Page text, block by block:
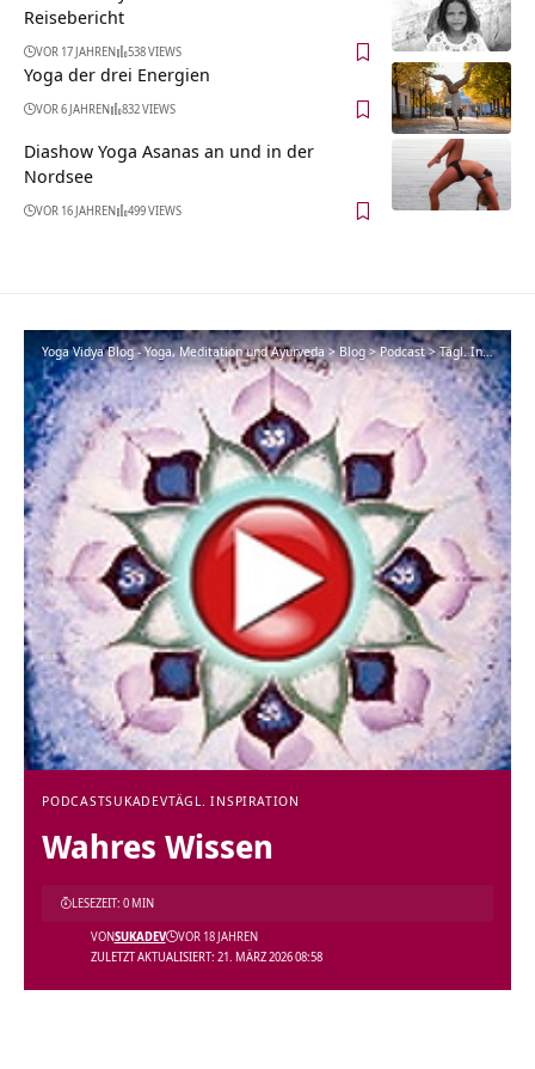
Reisebericht
VOR 17 JAHREN 538 VIEWS
Yoga der drei Energien
VOR 6 JAHREN 832 VIEWS
Diashow Yoga Asanas an und in der
Nordsee
VOR 16 JAHREN 499 VIEWS
Yoga Vidya Blog - Yoga, Meditation und Ayurveda>Blog>Podcast>Tägl. Inspiration
PODCASTSUKADEVTÄGL. INSPIRATION
Wahres Wissen
ZULETZT AKTUALISIERT: 21. MÄRZ 2026 08:58
VONSUKADEV VOR 18 JAHREN
LESEZEIT: 0 MIN